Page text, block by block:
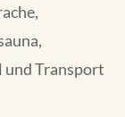
und Transport